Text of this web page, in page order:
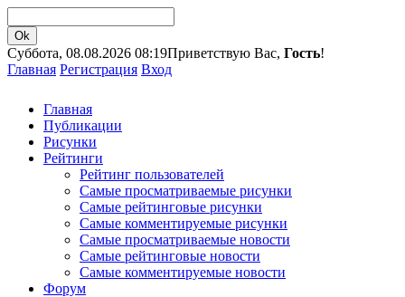
Суббота, 08.08.2026 08:19Приветствую Вас, Гость!
Главная Регистрация Вход
Главная
Публикации
Рисунки
Рейтинги
Рейтинг пользователей
Самые просматриваемые рисунки
Самые рейтинговые рисунки
Самые комментируемые рисунки
Самые просматриваемые новости
Самые рейтинговые новости
Самые комментируемые новости
Форум